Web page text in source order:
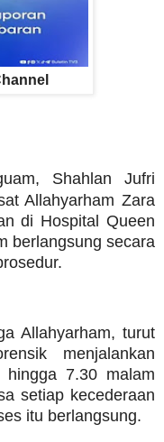
Shahlan Jufri
Allahyarham Zara
di Hospital Queen
berlangsung secara
Allahyarham, turut
menjalankan
7.30 malam
setiap kecederaan
itu berlangsung.